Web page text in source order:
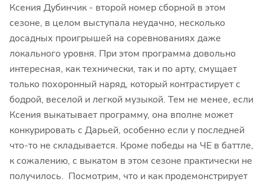
Ксения Дубинчик - второй номер сборной в этом
сезоне, в целом выступала неудачно, несколько
досадных проигрышей на соревнованиях даже
локального уровня. При этом программа довольно
интересная, как технически, так и по арту, смущает
только похоронный наряд, который контрастирует с
бодрой, веселой и легкой музыкой. Тем не менее, если
Ксения выкатывает программу, она вполне может
конкурировать с Дарьей, особенно если у последней
что-то не складывается. Кроме победы на ЧЕ в баттле,
к сожалению, с выкатом в этом сезоне практически не
получилось. Посмотрим, что и как продемонстрирует